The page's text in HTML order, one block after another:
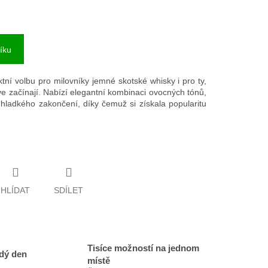
volbu pro milovníky jemné skotské whisky i pro ty,
začínají. Nabízí elegantní kombinaci ovocných tónů,
zakončení, díky čemuž si získala popularitu
HLÍDAT SDÍLET
den
Tisíce možností na jednom
místě